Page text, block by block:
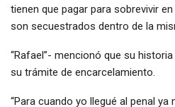
tienen que pagar para sobrevivir
son secuestrados dentro de la
“Rafael”- mencionó que su
su trámite de encarcelamiento.
“Para cuando yo llegué al penal